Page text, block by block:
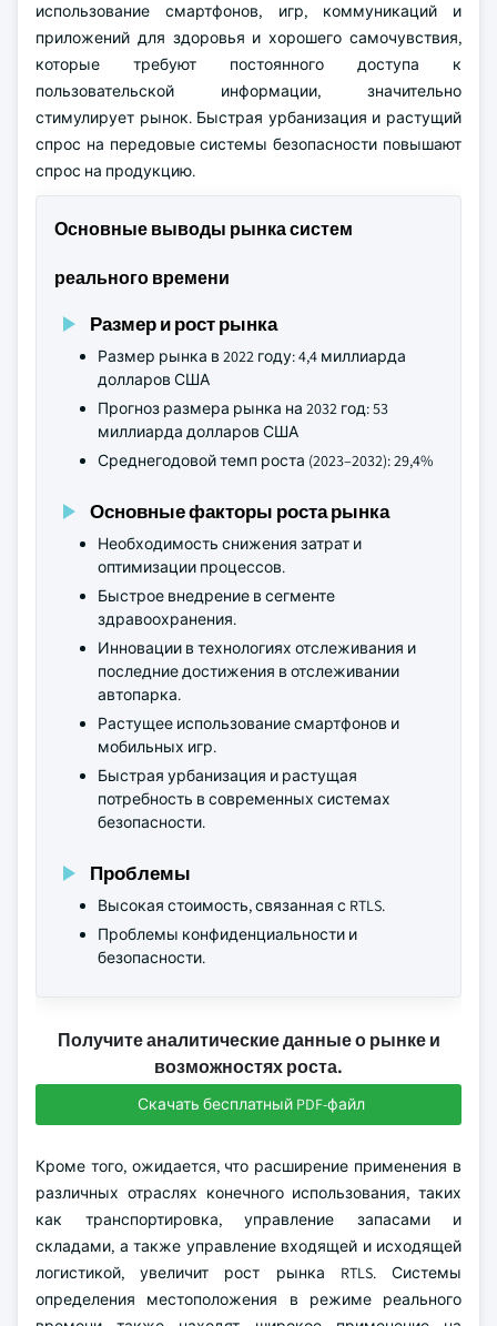
использование смартфонов, игр, коммуникаций и
приложений для здоровья и хорошего самочувствия,
которые требуют постоянного доступа к
пользовательской информации, значительно
стимулирует рынок. Быстрая урбанизация и растущий
спрос на передовые системы безопасности повышают
спрос на продукцию.
Основные выводы рынка систем
реального времени
Размер и рост рынка
Размер рынка в 2022 году: 4,4 миллиарда
долларов США
Прогноз размера рынка на 2032 год: 53
миллиарда долларов США
Среднегодовой темп роста (2023–2032): 29,4%
Основные факторы роста рынка
Необходимость снижения затрат и
оптимизации процессов.
Быстрое внедрение в сегменте
здравоохранения.
Инновации в технологиях отслеживания и
последние достижения в отслеживании
автопарка.
Растущее использование смартфонов и
мобильных игр.
Быстрая урбанизация и растущая
потребность в современных системах
безопасности.
Проблемы
Высокая стоимость, связанная с RTLS.
Проблемы конфиденциальности и
безопасности.
Получите аналитические данные о рынке и
возможностях роста.
Скачать бесплатный PDF-файл
Кроме того, ожидается, что расширение применения в
различных отраслях конечного использования, таких
как транспортировка, управление запасами и
складами, а также управление входящей и исходящей
логистикой, увеличит рост рынка RTLS. Системы
определения местоположения в режиме реального